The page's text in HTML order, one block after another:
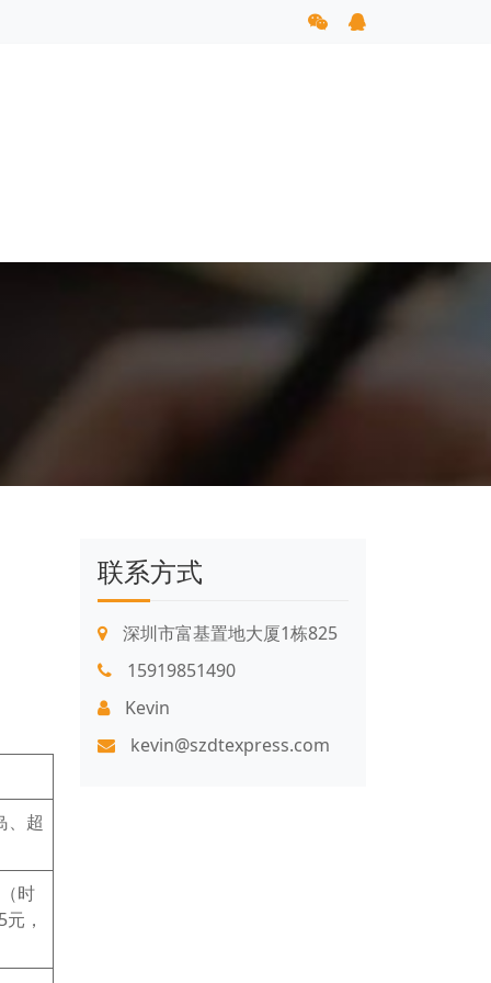
、超
时
，
联系方式
深圳市富基置地大厦1栋825
15919851490
Kevin
kevin@szdtexpress.com